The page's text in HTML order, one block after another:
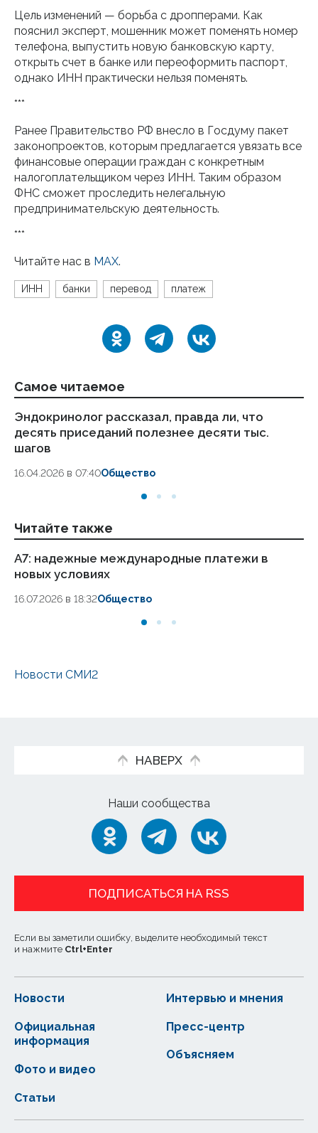
Цель изменений — борьба с дропперами. Как
пояснил эксперт, мошенник может поменять номер
телефона, выпустить новую банковскую карту,
открыть счет в банке или переоформить паспорт,
однако ИНН практически нельзя поменять.
***
Ранее Правительство РФ внесло в Госдуму пакет
законопроектов, которым предлагается увязать все
финансовые операции граждан с конкретным
налогоплательщиком через ИНН. Таким образом
ФНС сможет проследить нелегальную
предпринимательскую деятельность.
***
Читайте нас в МАХ.
ИНН банки перевод платеж
Самое читаемое
Эндокринолог рассказал, правда ли, что
десять приседаний полезнее десяти тыс.
шагов
16.04.2026 в 07:40Общество
Читайте также
А7: надежные международные платежи в
новых условиях
16.07.2026 в 18:32Общество
Новости СМИ2
НАВЕРХ
Наши сообщества
ПОДПИСАТЬСЯ НА RSS
Если вы заметили ошибку, выделите необходимый текст
и нажмите Ctrl+Enter
Новости
Статьи
Официальная
информация
Интервью и мнения
Фото и видео
Пресс-центр
Объясняем